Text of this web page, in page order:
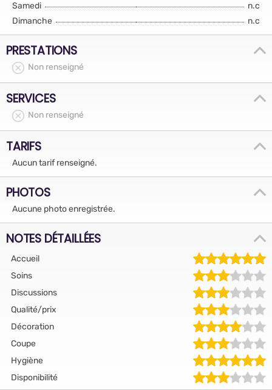
Samedi
n.c
Dimanche
n.c
PRESTATIONS
Non renseigné
SERVICES
Non renseigné
TARIFS
Aucun tarif renseigné.
PHOTOS
Aucune photo enregistrée.
NOTES DÉTAILLÉES
Accueil
Soins
Discussions
Qualité/prix
Décoration
Coupe
Hygiène
Disponibilité